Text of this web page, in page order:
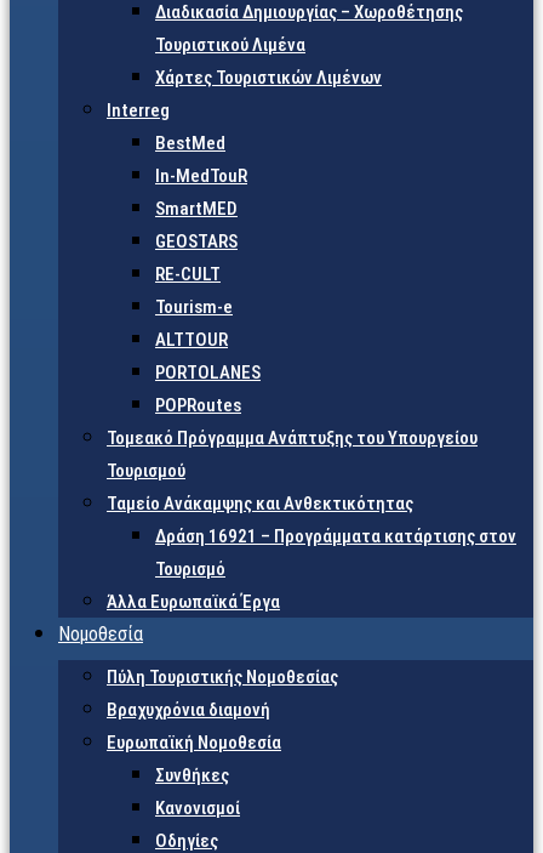
Διαδικασία Δημιουργίας – Χωροθέτησης
Τουριστικού Λιμένα
Χάρτες Τουριστικών Λιμένων
Interreg
BestMed
In-MedTouR
SmartMED
GEOSTARS
RE-CULT
Tourism-e
ALTTOUR
PORTOLANES
POPRoutes
Τομεακό Πρόγραμμα Ανάπτυξης του Υπουργείου
Τουρισμού
Ταμείο Ανάκαμψης και Ανθεκτικότητας
Δράση 16921 – Προγράμματα κατάρτισης στον
Τουρισμό
Άλλα Ευρωπαϊκά Έργα
Νομοθεσία
Πύλη Τουριστικής Νομοθεσίας
Βραχυχρόνια διαμονή
Ευρωπαϊκή Νομοθεσία
Συνθήκες
Κανονισμοί
Οδηγίες